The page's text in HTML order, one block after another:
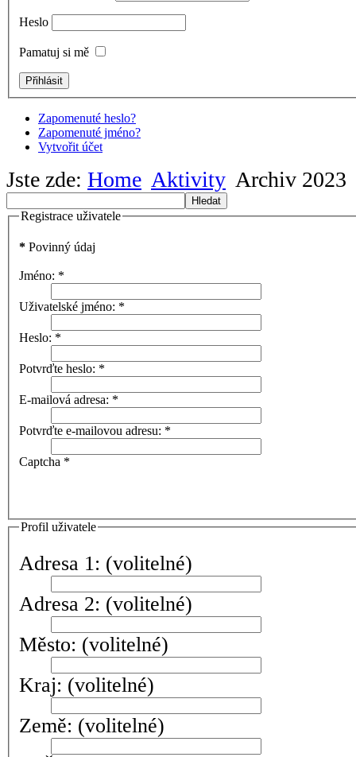
Heslo
Pamatuj si mě
Zapomenuté heslo?
Zapomenuté jméno?
Vytvořit účet
Jste zde: Home Aktivity Archiv 2023
Hledat
Registrace uživatele
* Povinný údaj
Jméno: *
Uživatelské jméno: *
Heslo: *
Potvrďte heslo: *
E-mailová adresa: *
Potvrďte e-mailovou adresu: *
Captcha *
Profil uživatele
Adresa 1: (volitelné)
Adresa 2: (volitelné)
Město: (volitelné)
Kraj: (volitelné)
Země: (volitelné)